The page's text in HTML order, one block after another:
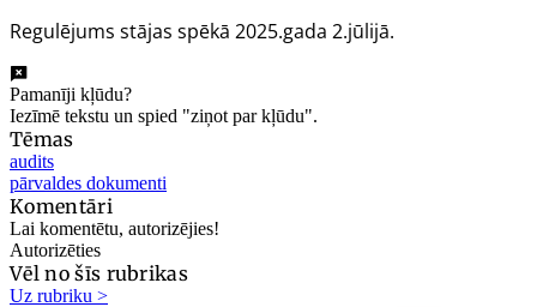
Regulējums stājas spēkā 2025.gada 2.jūlijā.
Pamanīji kļūdu?
Iezīmē tekstu un spied "ziņot par kļūdu".
Tēmas
audits
pārvaldes dokumenti
Komentāri
Lai komentētu, autorizējies!
Autorizēties
Vēl no šīs rubrikas
Uz rubriku >